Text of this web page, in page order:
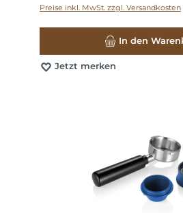
Preise inkl. MwSt. zzgl. Versandkosten
In den
Jetzt merken